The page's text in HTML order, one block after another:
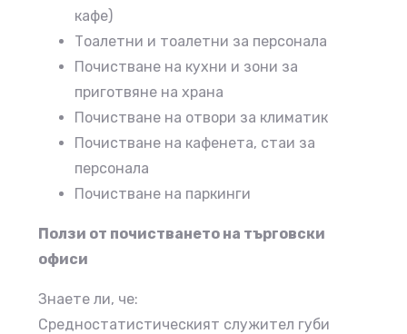
кафе)
Тоалетни и тоалетни за персонала
Почистване на кухни и зони за
приготвяне на храна
Почистване на отвори за климатик
Почистване на кафенета, стаи за
персонала
Почистване на паркинги
Ползи от почистването на търговски
офиси
Знаете ли, че:
Средностатистическият служител губи